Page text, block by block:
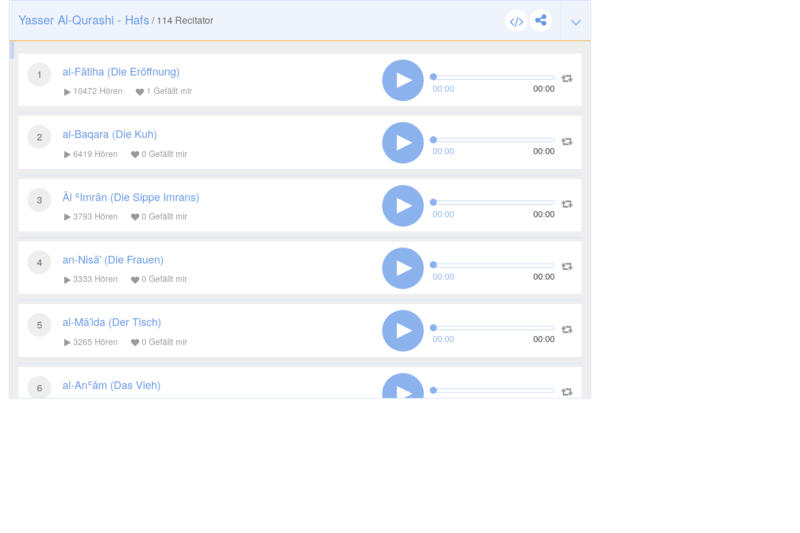
Yasser Al-Qurashi - Hafs /114 Recitator
1 al-Fātiha (Die Eröffnung)
10472 Hören 1 Gefällt mir 00:00 00:00
2 al-Baqara (Die Kuh)
6419 Hören 0 Gefällt mir 00:00 00:00
3 Āl ʿImrān (Die Sippe Imrans)
3793 Hören 0 Gefällt mir 00:00 00:00
4 an-Nisā' (Die Frauen)
3333 Hören 0 Gefällt mir 00:00 00:00
5 al-Mā'ida (Der Tisch)
3265 Hören 0 Gefällt mir 00:00 00:00
6 al-Anʿām (Das Vieh)
00:00 00:00